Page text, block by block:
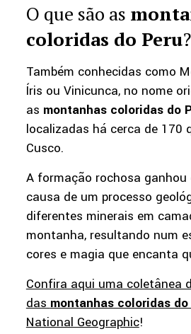
O que são as
coloridas do Peru?
Também conhecidas como
Íris ou Vinicunca, no nome
as montanhas coloridas do
localizadas há cerca de 170
Cusco.
A formação rochosa ganhou
causa de um processo
diferentes minerais em
montanha, resultando num
cores e magia que encanta
Confira aqui uma coletânea
das montanhas coloridas do
National Geographic!